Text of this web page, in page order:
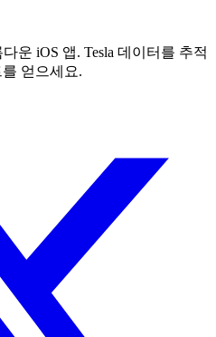
운 iOS 앱. Tesla 데이터를 추적
얻으세요.